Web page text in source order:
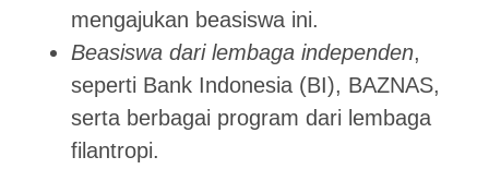
mengajukan beasiswa ini.
Beasiswa dari lembaga independen,
seperti Bank Indonesia (BI), BAZNAS,
serta berbagai program dari lembaga
filantropi.